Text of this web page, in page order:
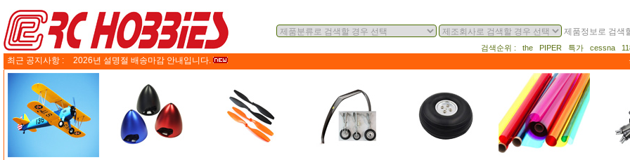
제품정보로 검색
검색순위 : the PIPER 특가 cessna
최근 공지사항 : 2026년 설명절 배송마감 안내입니다.